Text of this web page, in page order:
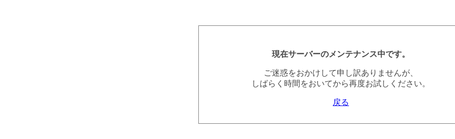
現在サーバーのメンテナンス中です。
ご迷惑をおかけして申し訳ありませんが、
しばらく時間をおいてから再度お試しください。
戻る